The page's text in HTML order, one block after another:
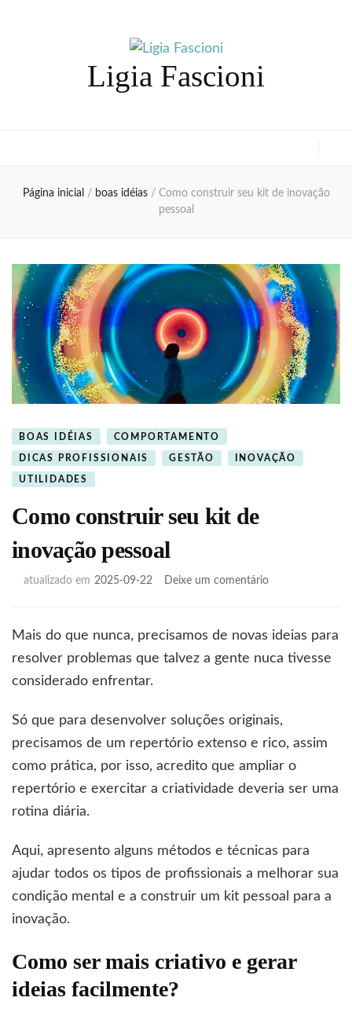
Ligia Fascioni
Página inicial / boas idéias / Como construir seu kit de inovação
pessoal
BOAS IDÉIAS COMPORTAMENTO
DICAS PROFISSIONAIS GESTÃO INOVAÇÃO
UTILIDADES
Como construir seu kit de
inovação pessoal
atualizado em 2025-09-22 Deixe um comentárioem
seu
de
Mais do que nunca, precisamos de novas ideias para
resolver problemas que talvez a gente nuca tivesse
considerado enfrentar.
Só que para desenvolver soluções originais,
precisamos de um repertório extenso e rico, assim
como prática, por isso, acredito que ampliar o
repertório e exercitar a criatividade deveria ser uma
rotina diária.
Aqui, apresento alguns métodos e técnicas para
ajudar todos os tipos de profissionais a melhorar sua
condição mental e a construir um kit pessoal para a
inovação.
Como ser mais criativo e gerar
ideias facilmente?